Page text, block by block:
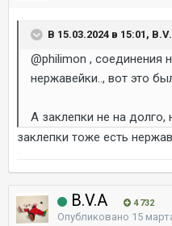
В 15.03.2024 в 15:01,
@philimon , соединения
нержавейки.., вот это
А заклепки не на долго,
заклепки тоже есть
B.V.A 4 732
Опубликовано 15